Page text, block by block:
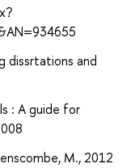
dissrtations and
: A guide for
M., 2012